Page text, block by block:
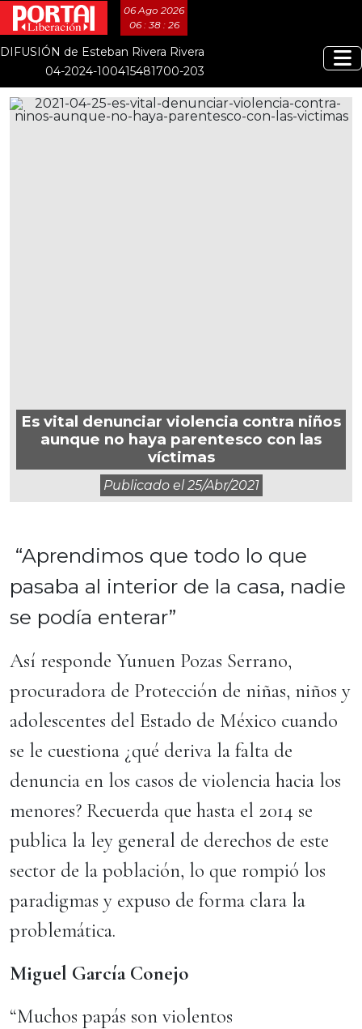
06 Ago 2026
06 : 38 : 26
DIFUSIÓN de Esteban Rivera Rivera
04-2024-100415481700-203
Es vital denunciar violencia contra niños
aunque no haya parentesco con las
víctimas
Publicado el25/abr/2021
“Aprendimos que todo lo que
pasaba al interior de la casa, nadie
se podía enterar”
Así responde Yunuen Pozas Serrano,
procuradora de Protección de niñas, niños y
adolescentes del Estado de México cuando
se le cuestiona ¿qué deriva la falta de
denuncia en los casos de violencia hacia los
menores? Recuerda que hasta el 2014 se
publica la ley general de derechos de este
sector de la población, lo que rompió los
paradigmas y expuso de forma clara la
problemática.
Miguel García Conejo
“Muchos papás son violentos